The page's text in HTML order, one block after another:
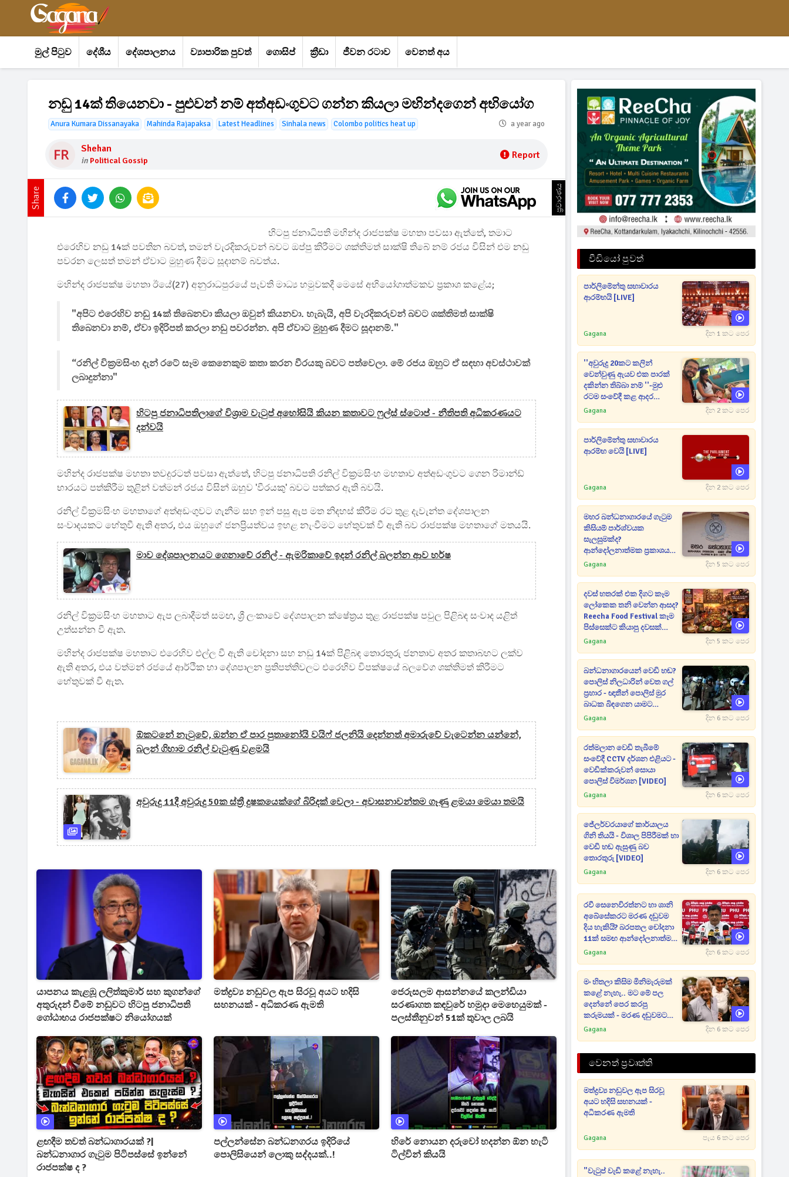
මුල් පිටුව දේශීය දේශපාලනය ව්‍යාපාරික පුවත් ගොසිප් ක්‍රීඩා ජීවන රටාව වෙනත් අය
නඩු 14ක් තියෙනවා - පුළුවන් නම් අත්අඩංගුවට ගන්න කියලා මහින්දගෙන් අභියෝග
Anura Kumara Dissanayaka Mahinda Rajapaksa Latest Headlines Sinhala news Colombo politics heat up a year ago
Shehan
in Political Gossip Report
Share ප්‍රචාරණය
හිටපු ජනාධිපති මහින්ද රාජපක්ෂ මහතා පවසා ඇත්තේ, තමාට
එරෙහිව නඩු 14ක් පවතින බවත්, තමන් වැරදිකරුවන් බවට ඔප්පු කිරීමට ශක්තිමත් සාක්ෂි තිබේ නම් රජය විසින් එම නඩු
පවරන ලෙසත් තමන් ඒවාට මුහුණ දීමට සූදානම් බවත්ය.
මහින්ද රාජපක්ෂ මහතා ඊයේ(27) අනුරාධපුරයේ පැවති මාධ්‍ය හමුවකදී මෙසේ අභියෝගාත්මකව ප්‍රකාශ කළේය;
"අපිට එරෙහිව නඩු 14ක් තිබෙනවා කියලා ඔවුන් කියනවා. හැබැයි, අපි වැරදිකරුවන් බවට ශක්තිමත් සාක්ෂි
තිබෙනවා නම්, ඒවා ඉදිරිපත් කරලා නඩු පවරන්න. අපි ඒවාට මුහුණ දීමට සූදානම්."
“රනිල් වික්‍රමසිංහ දැන් රටේ සෑම කෙනෙකුම කතා කරන වීරයකු බවට පත්වෙලා. මේ රජය ඔහුට ඒ සඳහා අවස්ථාවක්
ලබාදුන්නා"
හිටපු ජනාධිපතිලාගේ විශ්‍රාම වැටුප් අහෝසියි කියන කතාවට ෆුල්ස් ස්ටොප් - නීතිපති අධිකරණයට
දන්වයි
මහින්ද රාජපක්ෂ මහතා තවදුරටත් පවසා ඇත්තේ, හිටපු ජනාධිපති රනිල් වික්‍රමසිංහ මහතාව අත්අඩංගුවට ගෙන රිමාන්ඩ්
භාරයට පත්කිරීම තුළින් වත්මන් රජය විසින් ඔහුව 'වීරයකු' බවට පත්කර ඇති බවයි.
රනිල් වික්‍රමසිංහ මහතාගේ අත්අඩංගුවට ගැනීම සහ ඉන් පසු ඇප මත නිදහස් කිරීම රට තුළ දැවැන්ත දේශපාලන
සංවාදයකට හේතුවී ඇති අතර, එය ඔහුගේ ජනප්‍රියත්වය ඉහළ නැංවීමට හේතුවක් වී ඇති බව රාජපක්ෂ මහතාගේ මතයයි.
මාව දේශපාලනයට ගෙනාවේ රනිල් - ඇමරිකාවේ ඉදන් රනිල් බලන්න ආව හර්ෂ
රනිල් වික්‍රමසිංහ මහතාට ඇප ලබාදීමත් සමඟ, ශ්‍රී ලංකාවේ දේශපාලන ක්ෂේත්‍රය තුළ රාජපක්ෂ පවුල පිළිබඳ සංවාද යළිත්
උත්සන්න වී ඇත.
මහින්ද රාජපක්ෂ මහතාට එරෙහිව එල්ල වී ඇති චෝදනා සහ නඩු 14ක් පිළිබඳ තොරතුරු ජනතාව අතර කතාබහට ලක්ව
ඇති අතර, එය වත්මන් රජයේ ආර්ථික හා දේශපාලන ප්‍රතිපත්තිවලට එරෙහිව විපක්ෂයේ බලවේග ශක්තිමත් කිරීමට
හේතුවක් වී ඇත.
ඕකටනේ නැටුවේ, ඔන්න ඒ පාර පුතානෝයි වයිෆ් ජලනියි දෙන්නත් අමාරුවේ වැටෙන්න යන්නේ,
බලන් ගිහාම රනිල් වැටුණු වළමයි
අවුරුදු 11දී අවුරුදු 50ක ස්ත්‍රී දුෂකයෙක්ගේ බිරිදක් වෙලා - අවාසනාවන්තම ගෑණු ළමයා මෙයා තමයි
යාපනය කැළඹූ ලලිත්කුමාර් සහ කුගන්ගේ
අතුරුදන් වීමේ නඩුවට හිටපු ජනාධිපති
ගෝඨාභය රාජපක්ෂට නියෝගයක්
මත්ද්‍රව්‍ය නඩුවල ඇප සිරවූ අයට හදිසි
සහනයක් - අධිකරණ ඇමති
ජෙරුසලම ආසන්නයේ කලන්ඩියා
සරණාගත කඳවුරේ හමුදා මෙහෙයුමක් -
පලස්තීනුවන් 51ක් තුවාල ලබයි
ළඟදීම තවත් බන්ධාගාරයක් ?|
බන්ධනාගාර ගැටුම පිටිපස්සේ ඉන්නේ
රාජපක්ෂ ද ?
පල්ලන්සේන බන්ධනගරය ඉදිරියේ
පොලිසියෙන් ලොකු සද්දයක්..!
හිරේ නොයන දරුවෝ හදන්න ඕන හැටි
ටිල්වින් කියයි
වීඩියෝ පුවත්
පාර්ලිමේන්තු සභාවාරය
ආරම්භයි [LIVE]
Gagana දින 1 කට පෙර
''අවුරුදු 20කට කලින්
වෙන්වුණු ඇයව එක පාරක්
දකින්න තිබ්බා නම් ''-මුළු
රටම සංවේදී කළ ආදර
අමරණීය මතකය
Gagana දින 2 කට පෙර
පාර්ලිමේන්තු සභාවාරය
ආරම්භ වෙයි [LIVE]
Gagana දින 2 කට පෙර
මහර බන්ධනාගාරයේ ගැටුම
කිසියම් පාර්ශ්වයක
සැලසුමක්ද?
ආන්දෝලනාත්මක ප්‍රකාශයක්
එළියට [VIDEO]
Gagana දින 5 කට පෙර
දවස් හතරක් එක දිගට කෑම
ලෝකෙක තනි වෙන්න ආසද?
Reecha Food Festival කෑම
පිස්සෙක්ට කියාපු දවසක්
මෙන්න
Gagana දින 5 කට පෙර
බන්ධනාගාරයෙන් වෙඩි හඬ?
පොලිස් නිලධාරින් වෙත ගල්
ප්‍රහාර - ඥාතීන් පොලිස් මුර
බාධක බිඳගෙන යාමට
උත්සාහයක [VIDEO]
Gagana දින 6 කට පෙර
රත්මලාන වෙඩි තැබීමේ
සංවේදී CCTV දර්ශන එළියට -
වෙඩික්කරුවන් සොයා
පොලිස් විමර්ශන [VIDEO]
Gagana දින 6 කට පෙර
ජේලර්වරයාගේ කාර්යාලය
ගිනි තියයි - විශාල පිපිරීමක් හා
වෙඩි හඬ ඇසුණු බව
තොරතුරු [VIDEO]
Gagana දින 6 කට පෙර
රවී සෙනෙවිරත්නට හා ශානි
අබේසේකරට මරණ දඬුවම
දිය හැකියි? බරපතල චෝදනා
11ක් සමඟ ආන්දෝලනාත්මක
ප්‍රකාශයක් [VIDEO]
Gagana දින 6 කට පෙර
මං හිතලා කිසිම මිනිමැරුමක්
කළේ නැහැ.. මට මේ පල
දෙන්නේ පෙර කරපු
කරුමයක් - මරණ දඬුවමට
කළින් කට ඇරපු පූජිත් හඬා
Gagana දින 6 කට පෙර
වෙනත් ප්‍රවෘත්ති
මත්ද්‍රව්‍ය නඩුවල ඇප සිරවූ
අයට හදිසි සහනයක් -
අධිකරණ ඇමති
Gagana පැය 6 කට පෙර
"වැටුප් වැඩි කළේ නැහැ..